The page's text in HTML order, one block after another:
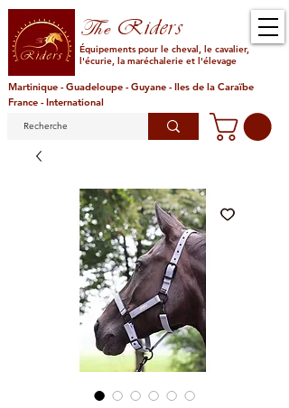
TheRiders
Équipements pour le cheval, le cavalier,
l'écurie, la maréchalerie et l'élevage
Martinique - Guadeloupe - Guyane - Iles de la Caraïbe
France - International